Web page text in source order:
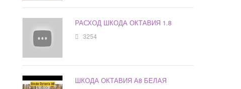
РАСХОД ШКОДА ОКТАВИЯ 1.8
3254
ШКОДА ОКТАВИЯ А8 БЕЛАЯ